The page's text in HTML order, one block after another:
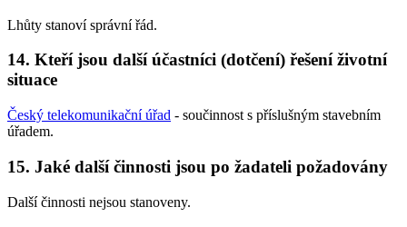
Lhůty stanoví správní řád.
14. Kteří jsou další účastníci (dotčení) řešení životní
situace
Český telekomunikační úřad - součinnost s příslušným stavebním
úřadem.
15. Jaké další činnosti jsou po žadateli požadovány
Další činnosti nejsou stanoveny.